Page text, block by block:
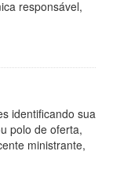
responsável,
identificando sua
polo de oferta,
ministrante,